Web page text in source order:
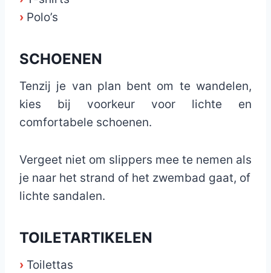
› Polo’s
SCHOENEN
Tenzij je van plan bent om te wandelen,
kies bij voorkeur voor lichte en
comfortabele schoenen.
Vergeet niet om slippers mee te nemen als
je naar het strand of het zwembad gaat, of
lichte sandalen.
TOILETARTIKELEN
› Toilettas